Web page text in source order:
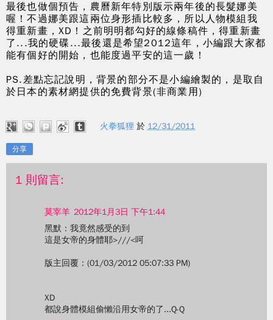
最後也做個預告，農曆新年特別版示兩年後的長髮娜美
喔！不過娜美跟這兩位身形插比較多，所以人物模組我
得重新畫，XD！之前明明都勾好的線條稿件，得重新畫
了...我的硬碟...最後還是希望2012這年，小編跟大家都
能有個好的開始，也能度過平安的這一歲！
PS.差點忘記說明，背景的部分不是小編繪製的，是取自
於日本的素材網提供的免費背景(非商業用)
火拳狐狸 於 12/31/2011
分享
1 則留言:
莫宰羊 2012年1月3日 下午1:44
黑默：我竟然感受的到
這是女帝的身體耶>///<呵
版主回覆：(01/03/2012 05:07:33 PM)
XD
都說身體模組偷懶沿用女帝的了...Q-Q